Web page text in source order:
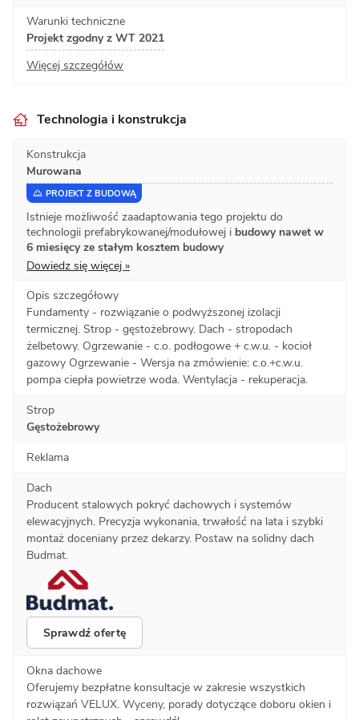
Warunki techniczne
Projekt zgodny z WT 2021
Więcej szczegółów
Technologia i konstrukcja
Konstrukcja
Murowana
PROJEKT Z BUDOWĄ
Istnieje możliwość zaadaptowania tego projektu do
technologii prefabrykowanej/modułowej i budowy nawet w
6 miesięcy ze stałym kosztem budowy
Dowiedz się więcej »
Opis szczegółowy
Fundamenty - rozwiązanie o podwyższonej izolacji
termicznej. Strop - gęstożebrowy. Dach - stropodach
żelbetowy. Ogrzewanie - c.o. podłogowe + c.w.u. - kocioł
gazowy Ogrzewanie - Wersja na zmówienie: c.o.+c.w.u.
pompa ciepła powietrze woda. Wentylacja - rekuperacja.
Strop
Gęstożebrowy
Reklama
Dach
Producent stalowych pokryć dachowych i systemów
elewacyjnych. Precyzja wykonania, trwałość na lata i szybki
montaż doceniany przez dekarzy. Postaw na solidny dach
Budmat.
Sprawdź ofertę
Okna dachowe
Oferujemy bezpłatne konsultacje w zakresie wszystkich
rozwiązań VELUX. Wyceny, porady dotyczące doboru okien i